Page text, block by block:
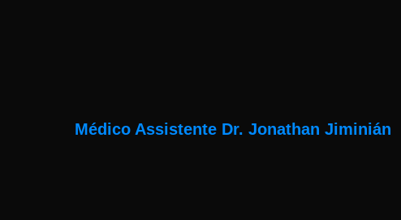
Médico Assistente Dr. Jonathan Jiminián